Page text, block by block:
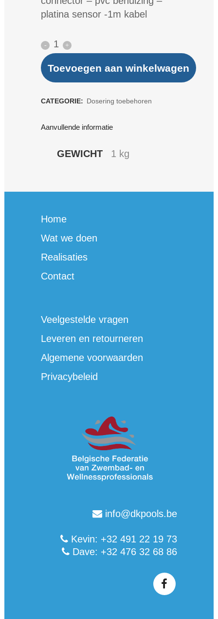
platina sensor -1m kabel
ORP/REDOX
sonde
quantity
Toevoegen aan winkelwagen
CATEGORIE: Dosering toebehoren
Aanvullende informatie
GEWICHT 1 kg
Home
Wat we doen
Realisaties
Contact
Veelgestelde vragen
Leveren en retourneren
Algemene voorwaarden
Privacybeleid
info@dkpools.be
Kevin: +32 491 22 19 73
Dave: +32 476 32 68 86